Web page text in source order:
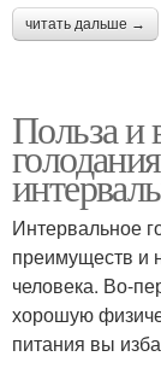
читать дальше →
Польза и
Интервальное
преимуществ и
человека. Во-
хорошую
питания вы